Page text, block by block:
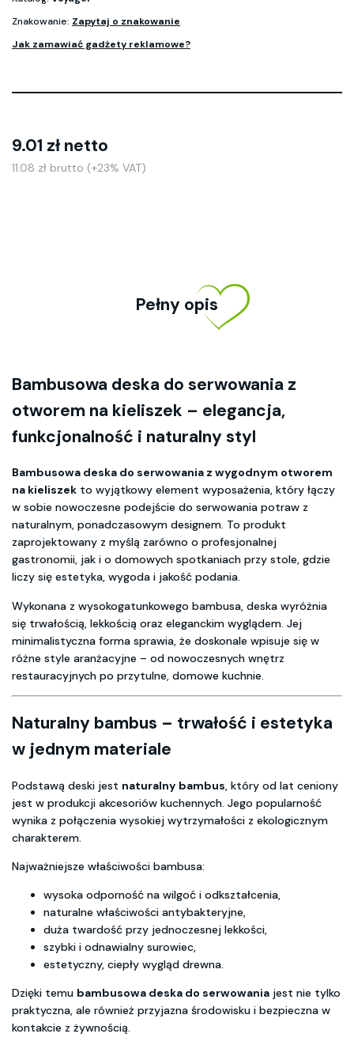
Znakowanie: Zapytaj o znakowanie
Jak zamawiać gadżety reklamowe?
9.01 zł netto
11.08 zł brutto (+23% VAT)
Pełny opis
Bambusowa deska do serwowania z
otworem na kieliszek – elegancja,
funkcjonalność i naturalny styl
Bambusowa deska do serwowania z wygodnym otworem
na kieliszek to wyjątkowy element wyposażenia, który łączy
w sobie nowoczesne podejście do serwowania potraw z
naturalnym, ponadczasowym designem. To produkt
zaprojektowany z myślą zarówno o profesjonalnej
gastronomii, jak i o domowych spotkaniach przy stole, gdzie
liczy się estetyka, wygoda i jakość podania.
Wykonana z wysokogatunkowego bambusa, deska wyróżnia
się trwałością, lekkością oraz eleganckim wyglądem. Jej
minimalistyczna forma sprawia, że doskonale wpisuje się w
różne style aranżacyjne – od nowoczesnych wnętrz
restauracyjnych po przytulne, domowe kuchnie.
Naturalny bambus – trwałość i estetyka
w jednym materiale
Podstawą deski jest naturalny bambus, który od lat ceniony
jest w produkcji akcesoriów kuchennych. Jego popularność
wynika z połączenia wysokiej wytrzymałości z ekologicznym
charakterem.
Najważniejsze właściwości bambusa:
wysoka odporność na wilgoć i odkształcenia,
naturalne właściwości antybakteryjne,
duża twardość przy jednoczesnej lekkości,
szybki i odnawialny surowiec,
estetyczny, ciepły wygląd drewna.
Dzięki temu bambusowa deska do serwowania jest nie tylko
praktyczna, ale również przyjazna środowisku i bezpieczna w
kontakcie z żywnością.